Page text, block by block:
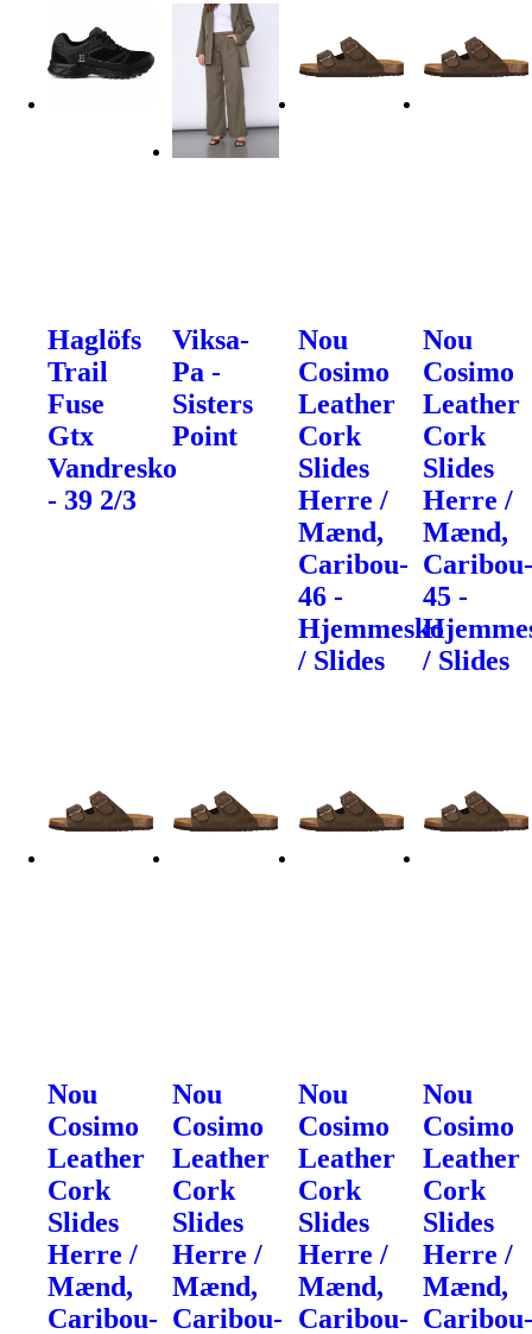
Haglöfs
Trail
Fuse
Gtx
Vandresko
- 39 2/3
Viksa-
Pa -
Sisters
Point
Nou
Cosimo
Leather
Cork
Slides
Herre /
Mænd,
Caribou-
46 -
Hjemmesko
/ Slides
Nou
Cosimo
Leather
Cork
Slides
Herre /
Mænd,
45 -
/ Slides
Nou
Cosimo
Leather
Cork
Slides
Herre /
Mænd,
Caribou-
Nou
Cosimo
Leather
Cork
Slides
Herre /
Mænd,
Caribou-
Nou
Cosimo
Leather
Cork
Slides
Herre /
Mænd,
Caribou-
Nou
Cosimo
Leather
Cork
Slides
Herre /
Mænd,